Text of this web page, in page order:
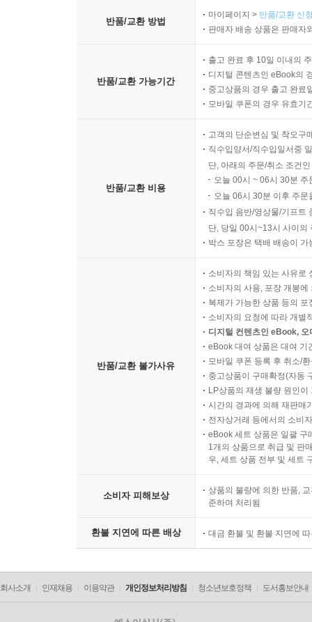
반품/교환 방법
마이페이지 > 반품/교환 신
판매자 배송 상품은 판매자
반품/교환 가능기간
출고 완료 후 10일 이내의
디지털 콘텐츠인 eBook의
중고상품의 경우 출고 완료
모바일 쿠폰의 경우 유효기
반품/교환 비용
고객의 단순변심 및 착오구
직수입양서/직수입일서중
단, 아래의 주문/취소 조건
오늘 00시 ~ 06시 30분
오늘 06시 30분 이후 주
직수입 음반/영상물/기프트
단, 당일 00시~13시 사이의
박스 포장은 택배 배송이
반품/교환 불가사유
소비자의 책임 있는 사유로
소비자의 사용, 포장 개봉
복제가 가능한 상품 등의
소비자의 요청에 따라 개별
디지털 컨텐츠인 eBook,
eBook 대여 상품은 대여 기
모바일 쿠폰 등록 후 취소/
중고상품이 구매확정(자동
LP상품의 재생 불량 원인
시간의 경과에 의해 재판매
전자상거래 등에서의 소비
eBook 세트 상품은 일괄 구
1개의 상품으로 취급 및 판
우, 세트 상품 전부 및 세트
소비자 피해보상
상품의 불량에 의한 반품,
준하여 처리됨
환불 지연에 따른 배상 대금 환불 및 환불 지연에
회사소개 인재채용 이용약관 개인정보처리방침 청소년보호정책 도서홍보안내